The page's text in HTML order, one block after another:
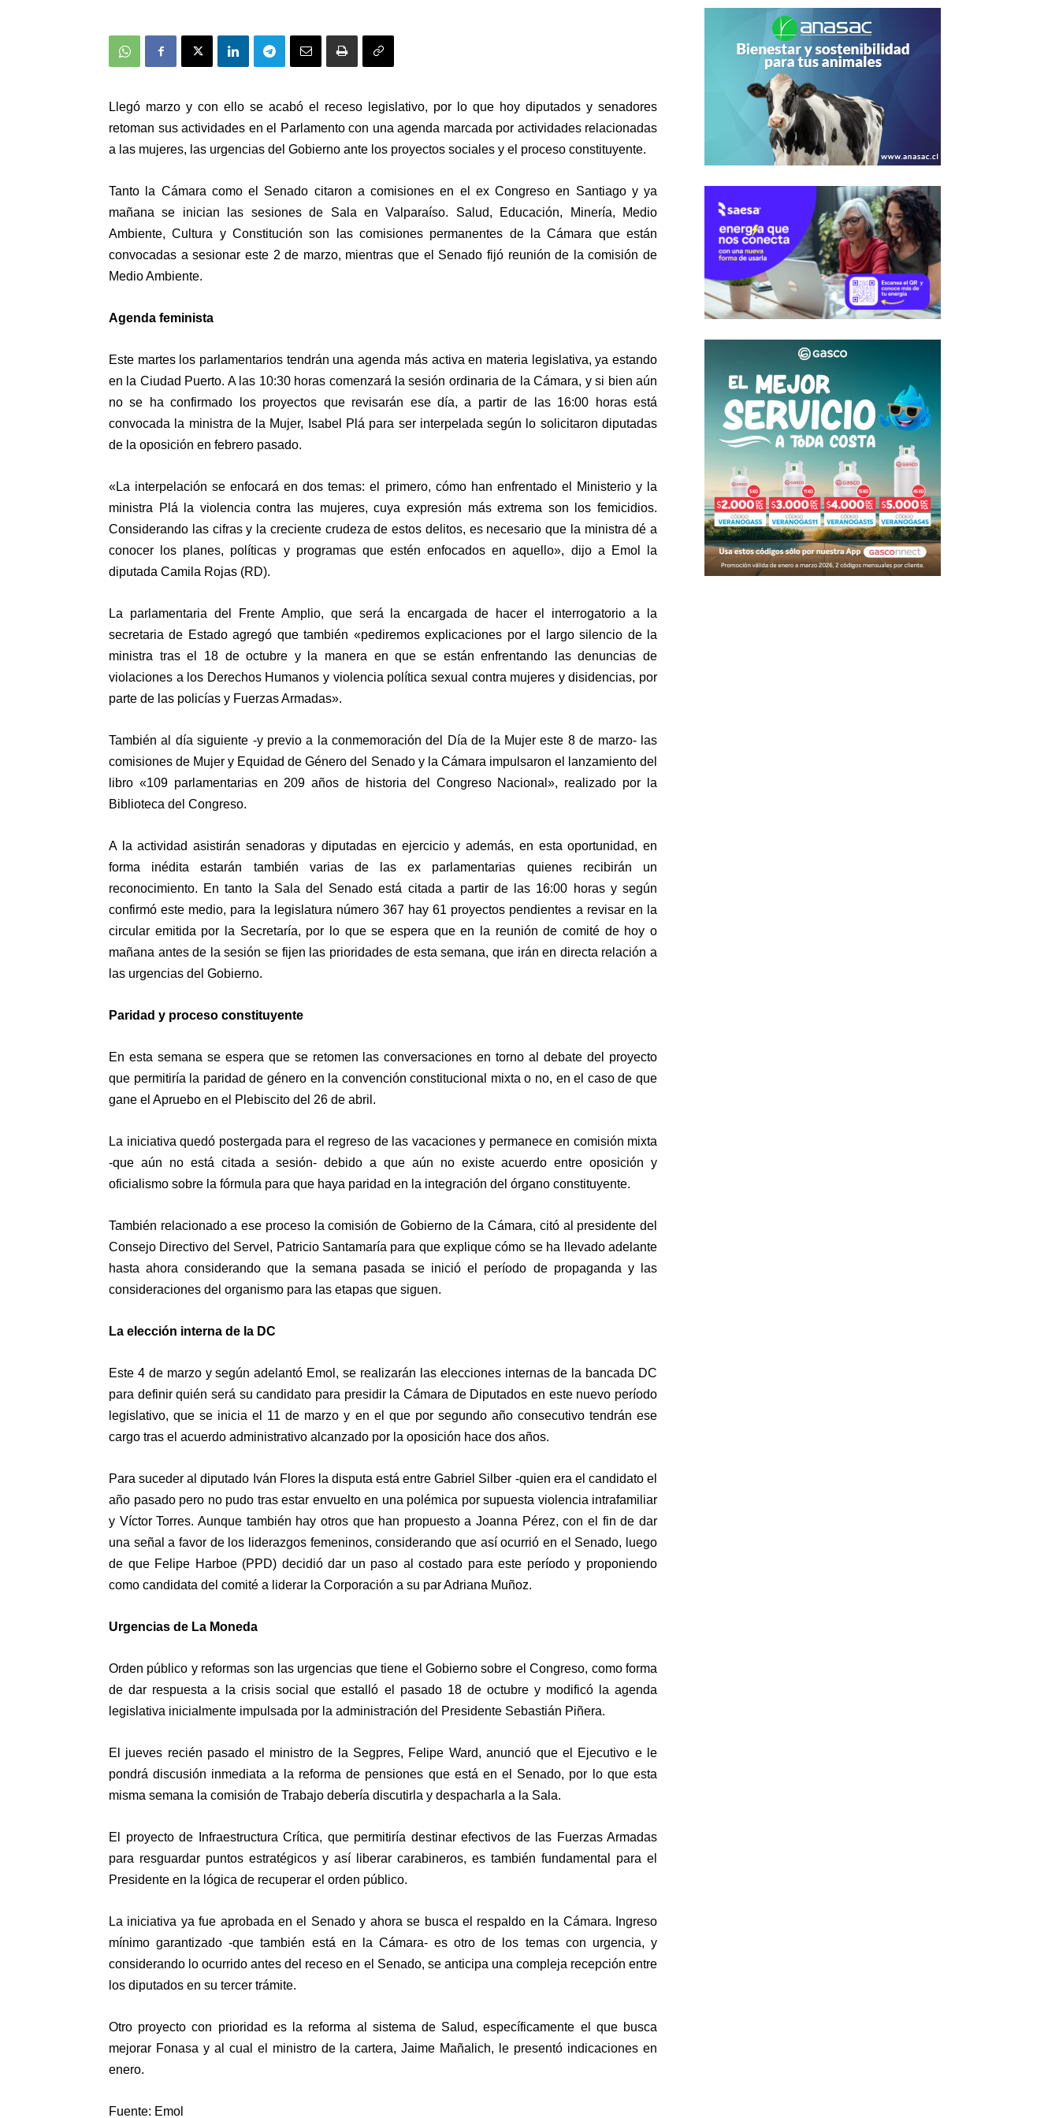
Llegó marzo y con ello se acabó el receso legislativo, por lo que hoy diputados y senadores
retoman sus actividades en el Parlamento con una agenda marcada por actividades relacionadas
a las mujeres, las urgencias del Gobierno ante los proyectos sociales y el proceso constituyente.
Tanto la Cámara como el Senado citaron a comisiones en el ex Congreso en Santiago y ya
mañana se inician las sesiones de Sala en Valparaíso. Salud, Educación, Minería, Medio
Ambiente, Cultura y Constitución son las comisiones permanentes de la Cámara que están
convocadas a sesionar este 2 de marzo, mientras que el Senado fijó reunión de la comisión de
Medio Ambiente.
Agenda feminista
Este martes los parlamentarios tendrán una agenda más activa en materia legislativa, ya estando
en la Ciudad Puerto. A las 10:30 horas comenzará la sesión ordinaria de la Cámara, y si bien aún
no se ha confirmado los proyectos que revisarán ese día, a partir de las 16:00 horas está
convocada la ministra de la Mujer, Isabel Plá para ser interpelada según lo solicitaron diputadas
de la oposición en febrero pasado.
«La interpelación se enfocará en dos temas: el primero, cómo han enfrentado el Ministerio y la
ministra Plá la violencia contra las mujeres, cuya expresión más extrema son los femicidios.
Considerando las cifras y la creciente crudeza de estos delitos, es necesario que la ministra dé a
conocer los planes, políticas y programas que estén enfocados en aquello», dijo a Emol la
diputada Camila Rojas (RD).
La parlamentaria del Frente Amplio, que será la encargada de hacer el interrogatorio a la
secretaria de Estado agregó que también «pediremos explicaciones por el largo silencio de la
ministra tras el 18 de octubre y la manera en que se están enfrentando las denuncias de
violaciones a los Derechos Humanos y violencia política sexual contra mujeres y disidencias, por
parte de las policías y Fuerzas Armadas».
También al día siguiente -y previo a la conmemoración del Día de la Mujer este 8 de marzo- las
comisiones de Mujer y Equidad de Género del Senado y la Cámara impulsaron el lanzamiento del
libro «109 parlamentarias en 209 años de historia del Congreso Nacional», realizado por la
Biblioteca del Congreso.
A la actividad asistirán senadoras y diputadas en ejercicio y además, en esta oportunidad, en
forma inédita estarán también varias de las ex parlamentarias quienes recibirán un
reconocimiento. En tanto la Sala del Senado está citada a partir de las 16:00 horas y según
confirmó este medio, para la legislatura número 367 hay 61 proyectos pendientes a revisar en la
circular emitida por la Secretaría, por lo que se espera que en la reunión de comité de hoy o
mañana antes de la sesión se fijen las prioridades de esta semana, que irán en directa relación a
las urgencias del Gobierno.
Paridad y proceso constituyente
En esta semana se espera que se retomen las conversaciones en torno al debate del proyecto
que permitiría la paridad de género en la convención constitucional mixta o no, en el caso de que
gane el Apruebo en el Plebiscito del 26 de abril.
La iniciativa quedó postergada para el regreso de las vacaciones y permanece en comisión mixta
-que aún no está citada a sesión- debido a que aún no existe acuerdo entre oposición y
oficialismo sobre la fórmula para que haya paridad en la integración del órgano constituyente.
También relacionado a ese proceso la comisión de Gobierno de la Cámara, citó al presidente del
Consejo Directivo del Servel, Patricio Santamaría para que explique cómo se ha llevado adelante
hasta ahora considerando que la semana pasada se inició el período de propaganda y las
consideraciones del organismo para las etapas que siguen.
La elección interna de la DC
Este 4 de marzo y según adelantó Emol, se realizarán las elecciones internas de la bancada DC
para definir quién será su candidato para presidir la Cámara de Diputados en este nuevo período
legislativo, que se inicia el 11 de marzo y en el que por segundo año consecutivo tendrán ese
cargo tras el acuerdo administrativo alcanzado por la oposición hace dos años.
Para suceder al diputado Iván Flores la disputa está entre Gabriel Silber -quien era el candidato el
año pasado pero no pudo tras estar envuelto en una polémica por supuesta violencia intrafamiliar
y Víctor Torres. Aunque también hay otros que han propuesto a Joanna Pérez, con el fin de dar
una señal a favor de los liderazgos femeninos, considerando que así ocurrió en el Senado, luego
de que Felipe Harboe (PPD) decidió dar un paso al costado para este período y proponiendo
como candidata del comité a liderar la Corporación a su par Adriana Muñoz.
Urgencias de La Moneda
Orden público y reformas son las urgencias que tiene el Gobierno sobre el Congreso, como forma
de dar respuesta a la crisis social que estalló el pasado 18 de octubre y modificó la agenda
legislativa inicialmente impulsada por la administración del Presidente Sebastián Piñera.
El jueves recién pasado el ministro de la Segpres, Felipe Ward, anunció que el Ejecutivo e le
pondrá discusión inmediata a la reforma de pensiones que está en el Senado, por lo que esta
misma semana la comisión de Trabajo debería discutirla y despacharla a la Sala.
El proyecto de Infraestructura Crítica, que permitiría destinar efectivos de las Fuerzas Armadas
para resguardar puntos estratégicos y así liberar carabineros, es también fundamental para el
Presidente en la lógica de recuperar el orden público.
La iniciativa ya fue aprobada en el Senado y ahora se busca el respaldo en la Cámara. Ingreso
mínimo garantizado -que también está en la Cámara- es otro de los temas con urgencia, y
considerando lo ocurrido antes del receso en el Senado, se anticipa una compleja recepción entre
los diputados en su tercer trámite.
Otro proyecto con prioridad es la reforma al sistema de Salud, específicamente el que busca
mejorar Fonasa y al cual el ministro de la cartera, Jaime Mañalich, le presentó indicaciones en
enero.
Fuente: Emol